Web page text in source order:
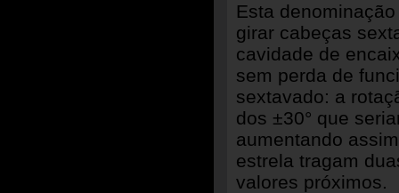
Esta
girar cabeças
cavidade de
sem perda de
sextavado: a
dos ±30° que
aumentando
estrela tragam
valores próximos.